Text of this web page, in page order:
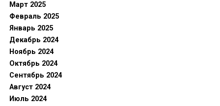
Март 2025
Февраль 2025
Январь 2025
Декабрь 2024
Ноябрь 2024
Октябрь 2024
Сентябрь 2024
Август 2024
Июль 2024